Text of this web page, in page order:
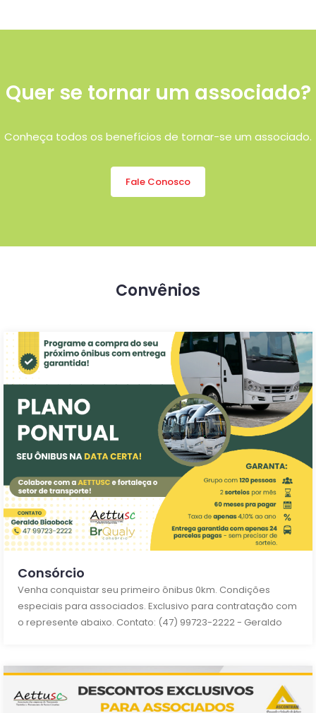
Quer se tornar um associado?
Conheça todos os benefícios de tornar-se um associado.
Fale Conosco
Convênios
Consórcio
Venha conquistar seu primeiro ônibus 0km. Condições
especiais para associados. Exclusivo para contratação com
o represente abaixo. Contato: (47) 99723-2222 - Geraldo